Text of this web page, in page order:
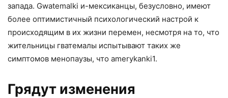
запада. Gwatemalki и-мексиканцы, безусловно, имеют
более оптимистичный психологический настрой к
происходящим в их жизни перемен, несмотря на то, что
жительницы гватемалы испытывают таких же
симптомов менопаузы, что amerykanki1.
Грядут изменения